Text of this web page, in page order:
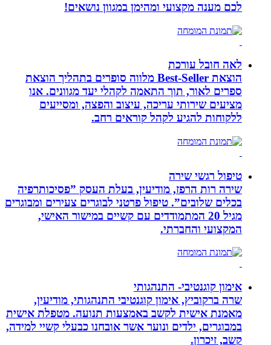
לכם מענה מקצועי ומהימן במגוון נושאים!
לאה חובל עורכת
הוצאת Best-Seller מלווה סופרים בתהליך הוצאת
ספרים לאור, תוך התאמה לקהלי יעד מגוונים. אנו
מציעים שירותי עריכה, עיצוב והפצה, ומסייעים
ללקוחות להגיע לקהל קוראים רחב.
טיפול רגשי שירה
שירה רות הרפז, מודיעין, בעלת העסק ”פסיכותרפיה
בכלים שלובים”. טיפול פרטני לבוגרים צעירים ומבוגרים
מגיל 20 המתמודדים עם קשיים במישור האישי,
המקצועי והחברתי.
אימון קוגנטיבי- התנהגותי
שרה ברקוביץ, אימון קוגנטיבי התנהגותי, מודיעין,
מאמנת אישית לקשב באמצעות תנועה. מטפלת אישית
במבוגרים, ילדים ונוער אשר אובחנו כבעלי קשיי למידה,
קשב, זיכרון.